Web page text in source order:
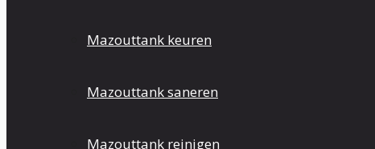
Mazouttank keuren
Mazouttank saneren
Mazouttank reinigen